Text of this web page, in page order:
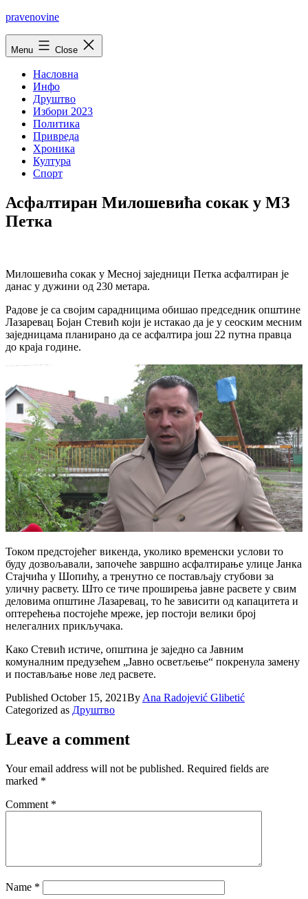
Skip
pravenovine
Menu Close
Насловна
Инфо
Друштво
Избори 2023
Политика
Привреда
Хроника
Култура
Спорт
Асфалтиран Милошевића сокак у МЗ
Петка
Милошевића сокак у Месној заједници Петка асфалтиран је
данас у дужини од 230 метара.
Радове је са својим сарадницима обишао председник општине
Лазаревац Бојан Стевић који је истакао да је у сеоским месним
заједницама планирано да се асфалтира још 22 путна правца
до краја године.
Током предстојећег викенда, уколико временски услови то
буду дозвољавали, започеће завршно асфалтирање улице Јанка
Стајчића у Шопићу, а тренутно се постављају стубови за
уличну расвету. Што се тиче проширења јавне расвете у свим
деловима општине Лазаревац, то ће зависити од капацитета и
оптерећења постојеће мреже, јер постоји велики број
нелегалних прикључака.
Како Стевић истиче, општина је заједно са Јавним
комуналним предузећем „Јавно осветљење“ покренула замену
и постављање нове лед расвете.
Published October 15, 2021By Ana Radojević Glibetić
Categorized as Друштво
Leave a comment
Your email address will not be published. Required fields are
marked *
Comment *
Name *